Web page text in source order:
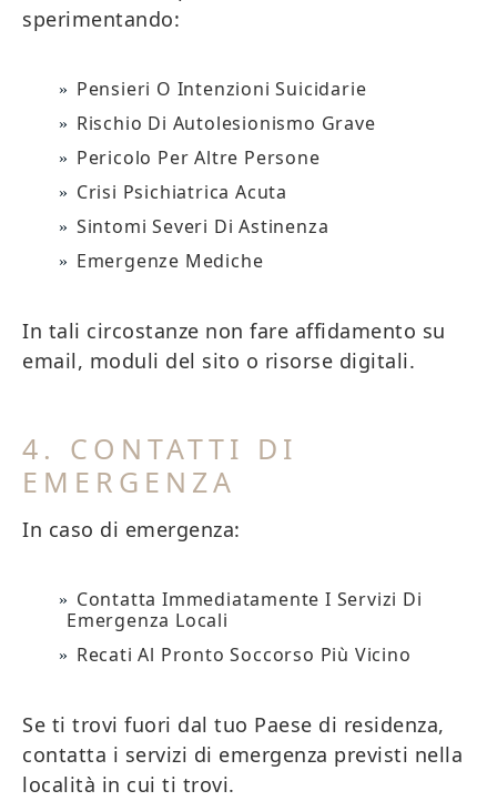
sperimentando:
Pensieri O Intenzioni Suicidarie
Rischio Di Autolesionismo Grave
Pericolo Per Altre Persone
Crisi Psichiatrica Acuta
Sintomi Severi Di Astinenza
Emergenze Mediche
In tali circostanze non fare affidamento su
email, moduli del sito o risorse digitali.
4. CONTATTI DI
EMERGENZA
In caso di emergenza:
Contatta Immediatamente I Servizi Di
Emergenza Locali
Recati Al Pronto Soccorso Più Vicino
Se ti trovi fuori dal tuo Paese di residenza,
contatta i servizi di emergenza previsti nella
località in cui ti trovi.